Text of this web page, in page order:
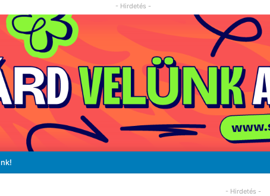
- Hirdetés -
- Hirdetés -